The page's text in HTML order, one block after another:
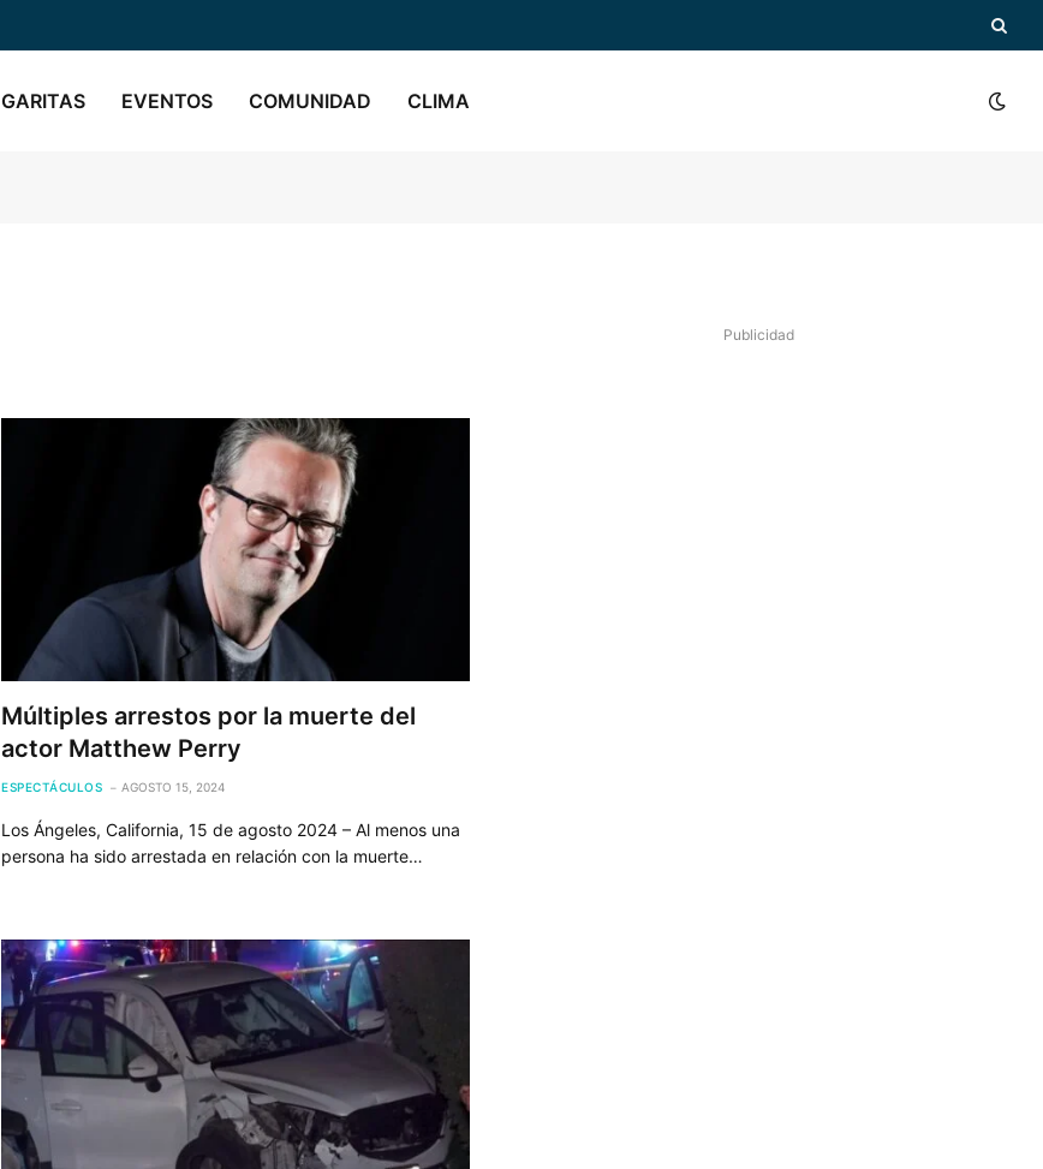
GARITAS EVENTOS COMUNIDAD CLIMA
Múltiples arrestos por la muerte del
actor Matthew Perry
ESPECTÁCULOS AGOSTO 15, 2024
Los Ángeles, California, 15 de agosto 2024 – Al menos una
persona ha sido arrestada en relación con la muerte…
Publicidad